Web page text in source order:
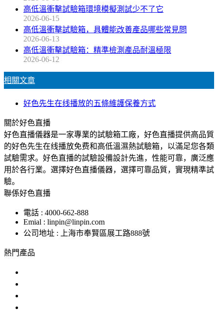
高低溫衝擊試驗箱環境模擬測試少不了它
2026-06-15
高低溫衝擊試驗箱，具體能改善產品哪些常見問
2026-06-13
高低溫衝擊試驗箱：精準檢測產品耐溫極限
2026-06-12
相關文章
好色先生在线播放的五條維護保養方式
關於好色直播
好色直播儀器是一家專業的試驗箱工廠，好色直播提供高品質
的好色先生在线播放免费和高低溫濕熱試驗箱，以滿足您各類
試驗需求。好色直播的試驗設備設計先進，性能可靠，廣泛應
用於各行業。選擇好色直播儀器，選擇可靠品質，實現精準試
驗。
聯係好色直播
電話 : 4000-662-888
Emial : linpin@linpin.com
公司地址 : 上海市奉賢區展工路888號
熱門產品